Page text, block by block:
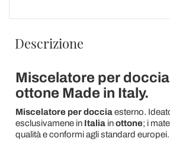
Descrizione
Miscelatore per
ottone Made in Italy.
Miscelatore per docciaesterno.
esclusivamene in Italia inottone; i
qualità e conformi agli standard europei.